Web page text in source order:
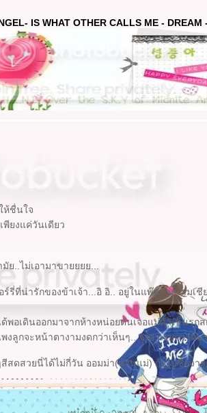
IS WHAT OTHER CALLS ME -
ห้ชื่นใจ
ยงแค่วันเดียว
..ไม่เอามาขายยยย...
รี่ที่น่ารักของข้าเจ้า...อิ อิ.. อยู่ในแพ๊คสวยงามเ
อเดินออกมาจากห้างหน่อยดันเจอแม่ค้าเข็นรถ
กจะหน้าตางามงดกว่าเห็นๆ.. จุงอาเรยกวาดม
สีสดสวยนี่ได้ไม่กี่วัน ออมม่า(ท่านแม่) ก้อไปซื้อจ